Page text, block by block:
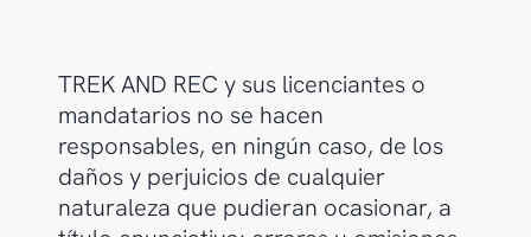
TREK AND REC y sus licenciantes o
mandatarios no se hacen
responsables, en ningún caso, de los
daños y perjuicios de cualquier
naturaleza que pudieran ocasionar, a